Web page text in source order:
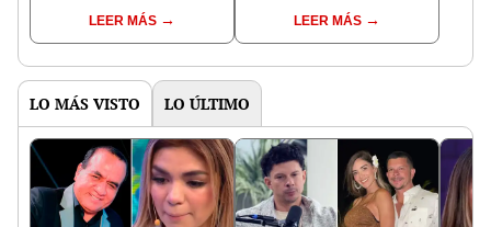
Enanitos Verdes?
LEER MÁS
nivel nacional?
LEER MÁS
LO MÁS VISTO LO ÚLTIMO